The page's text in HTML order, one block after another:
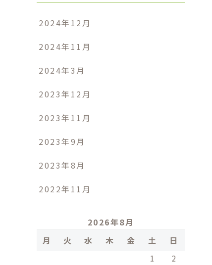
2024年12月
2024年11月
2024年3月
2023年12月
2023年11月
2023年9月
2023年8月
2022年11月
2026年8月
月
火 水 木 金 土
日
1
2